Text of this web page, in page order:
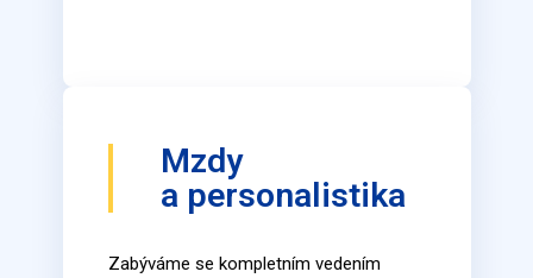
Mzdy
a personalistika
Zabýváme se kompletním vedením